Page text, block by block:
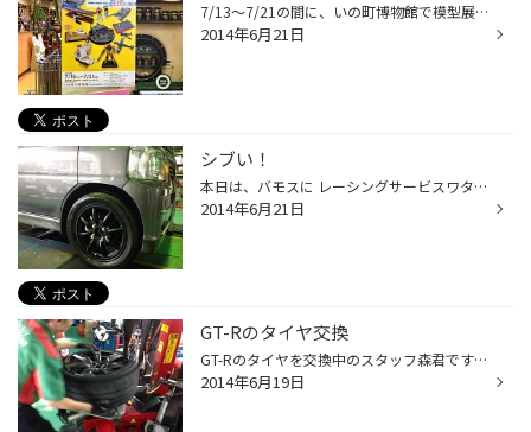
7/13〜7/21の間に、いの町博物館で模型展示会が開催される模様です 興味のある方は是非来館してみてはいかがでしょうかヾ(＠⌒ー⌒＠)ノ
2014年6月21日
シブい！
本日は、バモスに レーシングサービスワタナベホイールを装着！ 昔変わらずのデザインですが、車に合わすとメチャメチャシブくなりますね！ メーカー問わず、いろんな車種に似合うホイールです！
2014年6月21日
GT-Rのタイヤ交換
GT-Rのタイヤを交換中のスタッフ森君です やっぱりタイヤでかいですね(°_°) そんなタイヤを細身の森君が丁寧に交換しています。 カッコイイ〜♪───Ｏ（≧∇≦）Ｏ────♪
2014年6月19日